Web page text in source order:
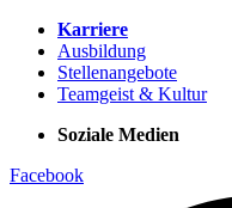
Karriere
Ausbildung
Stellenangebote
Teamgeist & Kultur
Soziale Medien
Facebook